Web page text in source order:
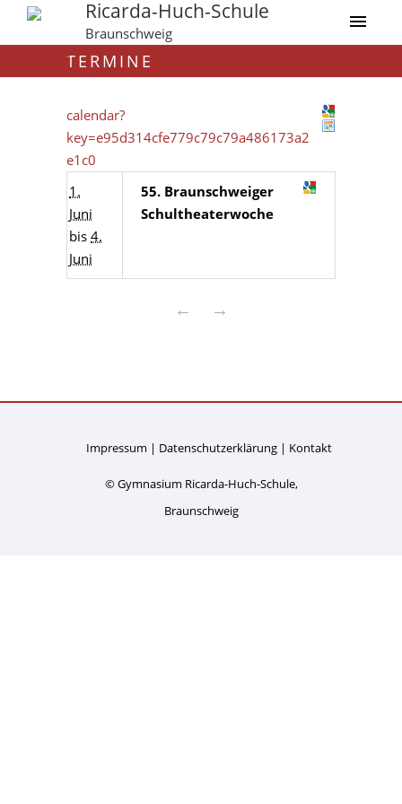
Ricarda-Huch-Schule
Braunschweig
TERMINE
calendar?
key=e95d314cfe779c79c79a486173a2
e1c0
1.
Juni
bis 4.
Juni
55. Braunschweiger
Schultheaterwoche
← →
Impressum Datenschutzerklärung Kontakt
© Gymnasium Ricarda-Huch-Schule,
Braunschweig